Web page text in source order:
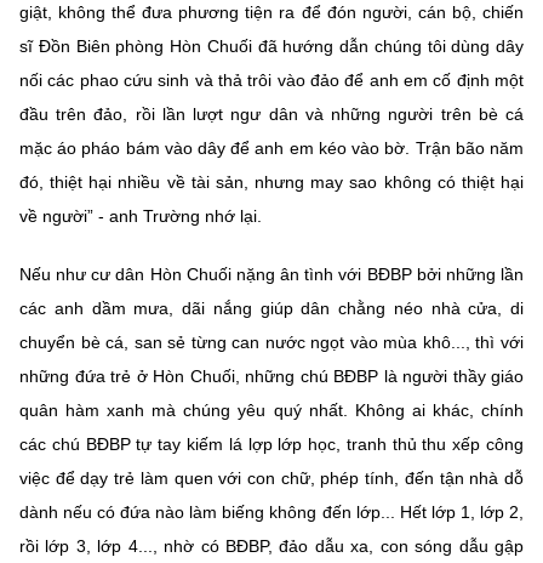
giật, không thể đưa phương tiện ra để đón người, cán bộ, chiến
sĩ Đồn Biên phòng Hòn Chuối đã hướng dẫn chúng tôi dùng dây
nối các phao cứu sinh và thả trôi vào đảo để anh em cố định một
đầu trên đảo, rồi lần lượt ngư dân và những người trên bè cá
mặc áo pháo bám vào dây để anh em kéo vào bờ. Trận bão năm
đó, thiệt hại nhiều về tài sản, nhưng may sao không có thiệt hại
về người” - anh Trường nhớ lại.
Nếu như cư dân Hòn Chuối nặng ân tình với BĐBP bởi những lần
các anh dầm mưa, dãi nắng giúp dân chằng néo nhà cửa, di
chuyển bè cá, san sẻ từng can nước ngọt vào mùa khô..., thì với
những đứa trẻ ở Hòn Chuối, những chú BĐBP là người thầy giáo
quân hàm xanh mà chúng yêu quý nhất. Không ai khác, chính
các chú BĐBP tự tay kiếm lá lợp lớp học, tranh thủ thu xếp công
việc để dạy trẻ làm quen với con chữ, phép tính, đến tận nhà dỗ
dành nếu có đứa nào làm biếng không đến lớp... Hết lớp 1, lớp 2,
rồi lớp 3, lớp 4..., nhờ có BĐBP, đảo dẫu xa, con sóng dẫu gập